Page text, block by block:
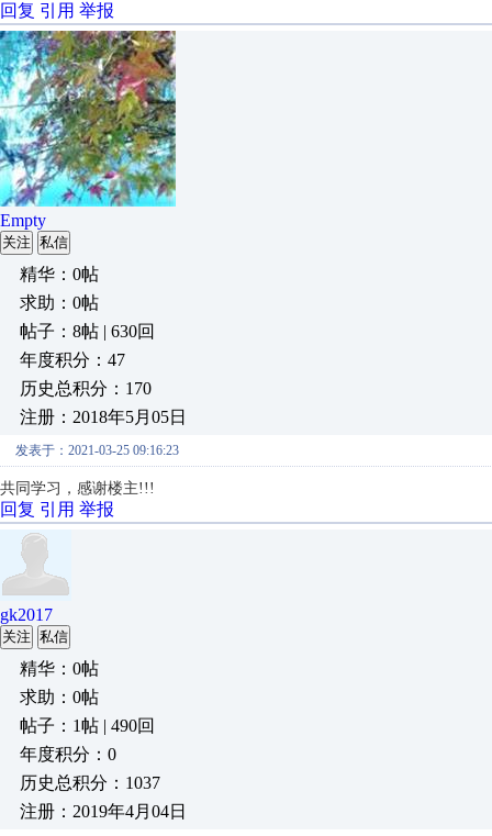
回复 引用 举报
Empty
关注 私信
精华：0帖
求助：0帖
帖子：8帖 | 630回
年度积分：47
历史总积分：170
注册：2018年5月05日
发表于：2021-03-25 09:16:23
共同学习，感谢楼主!!!
回复 引用 举报
gk2017
关注 私信
精华：0帖
求助：0帖
帖子：1帖 | 490回
年度积分：0
历史总积分：1037
注册：2019年4月04日